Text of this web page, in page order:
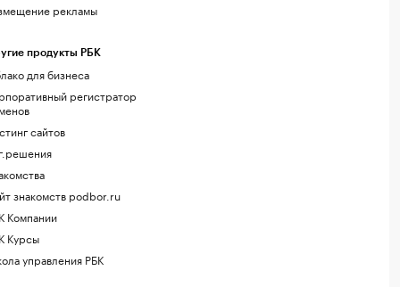
рекламы
продукты РБК
для бизнеса
регистратор
сайтов
знакомств podbor.ru
Компании
Курсы
управления РБК